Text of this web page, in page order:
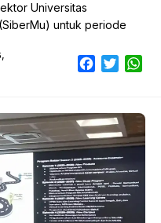
Universitas
untuk periode
Facebook
Twitter